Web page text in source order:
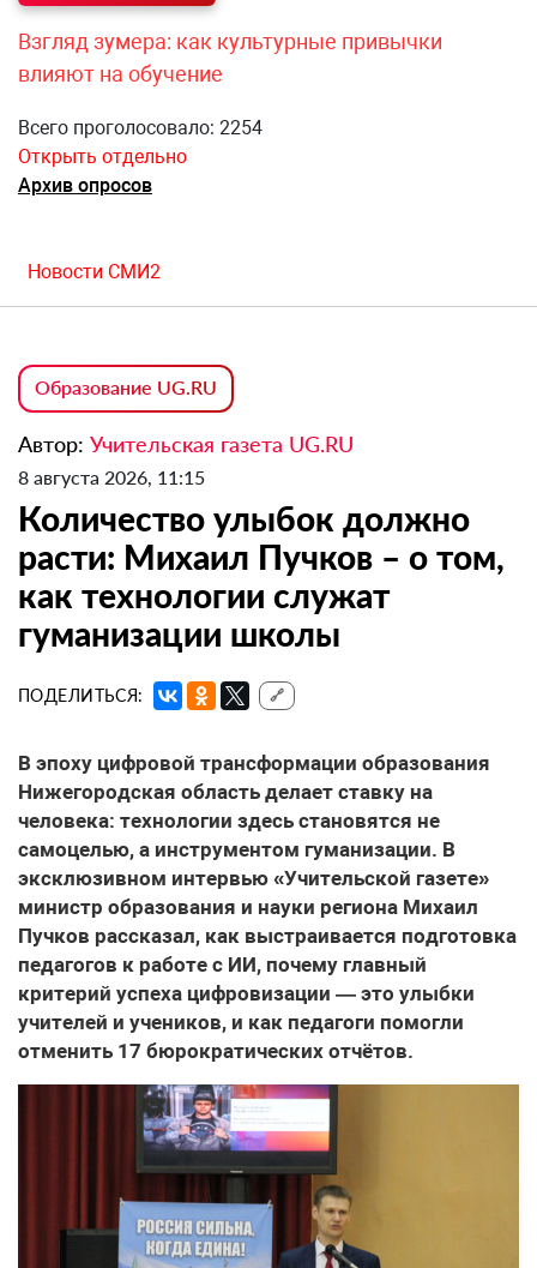
Взгляд зумера: как культурные привычки
влияют на обучение
Всего проголосовало: 2254
Открыть отдельно
Архив опросов
Новости СМИ2
Образование UG.RU
Автор: Учительская газета UG.RU
8 августа 2026, 11:15
Количество улыбок должно
расти: Михаил Пучков – о том,
как технологии служат
гуманизации школы
ПОДЕЛИТЬСЯ: 🔗
В эпоху цифровой трансформации образования
Нижегородская область делает ставку на
человека: технологии здесь становятся не
самоцелью, а инструментом гуманизации. В
эксклюзивном интервью «Учительской газете»
министр образования и науки региона Михаил
Пучков рассказал, как выстраивается подготовка
педагогов к работе с ИИ, почему главный
критерий успеха цифровизации — это улыбки
учителей и учеников, и как педагоги помогли
отменить 17 бюрократических отчётов.